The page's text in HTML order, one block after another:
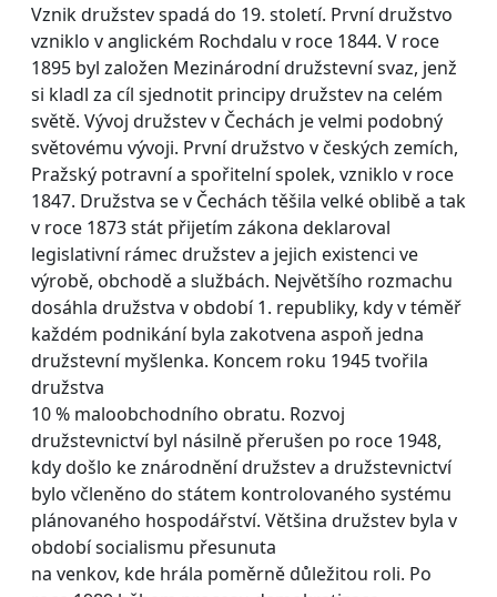
Vznik družstev spadá do 19. století. První družstvo
vzniklo v anglickém Rochdalu v roce 1844. V roce
1895 byl založen Mezinárodní družstevní svaz, jenž
si kladl za cíl sjednotit principy družstev na celém
světě. Vývoj družstev v Čechách je velmi podobný
světovému vývoji. První družstvo v českých zemích,
Pražský potravní a spořitelní spolek, vzniklo v roce
1847. Družstva se v Čechách těšila velké oblibě a tak
v roce 1873 stát přijetím zákona deklaroval
legislativní rámec družstev a jejich existenci ve
výrobě, obchodě a službách. Největšího rozmachu
dosáhla družstva v období 1. republiky, kdy v téměř
každém podnikání byla zakotvena aspoň jedna
družstevní myšlenka. Koncem roku 1945 tvořila
družstva
10 % maloobchodního obratu. Rozvoj
družstevnictví byl násilně přerušen po roce 1948,
kdy došlo ke znárodnění družstev a družstevnictví
bylo včleněno do státem kontrolovaného systému
plánovaného hospodářství. Většina družstev byla v
období socialismu přesunuta
na venkov, kde hrála poměrně důležitou roli. Po